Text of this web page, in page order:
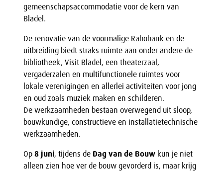
gemeenschapsaccommodatie voor de kern van
Bladel.
De renovatie van de voormalige Rabobank en de
uitbreiding biedt straks ruimte aan onder andere de
bibliotheek, Visit Bladel, een theaterzaal,
vergaderzalen en multifunctionele ruimtes voor
lokale verenigingen en allerlei activiteiten voor jong
en oud zoals muziek maken en schilderen.
De werkzaamheden bestaan overwegend uit sloop,
bouwkundige, constructieve en installatietechnische
werkzaamheden.
Op 8 juni, tijdens de Dag van de Bouw kun je niet
alleen zien hoe ver de bouw gevorderd is, maar krijg